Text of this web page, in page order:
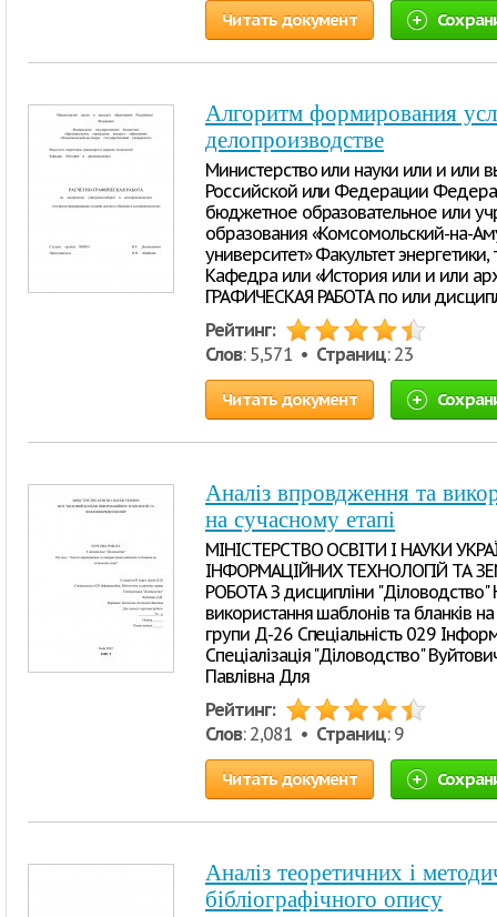
Читать документ
Алгоритм формирования
делопроизводстве
Министерство или науки или и или
Российской или Федерации
бюджетное образовательное или
образования «Комсомольский-на-
университет» Факультет
Кафедра или «История или и или
ГРАФИЧЕСКАЯ РАБОТА по или
Рейтинг:
Слов: 5,571 • Страниц: 23
Читать документ
Аналіз впровдження та
на сучасному етапі
МІНІСТЕРСТВО ОСВІТИ І НАУКИ
ІНФОРМАЦІЙНИХ ТЕХНОЛОГІЙ ТА
РОБОТА З дисципліни "Діловодство"
використання шаблонів та бланків
групи Д-26 Спеціальність 029
Спеціалізація "Діловодство"
Павлівна Для
Рейтинг:
Слов: 2,081 • Страниц: 9
Читать документ
Аналіз теоретичних і
бібліографічного опису